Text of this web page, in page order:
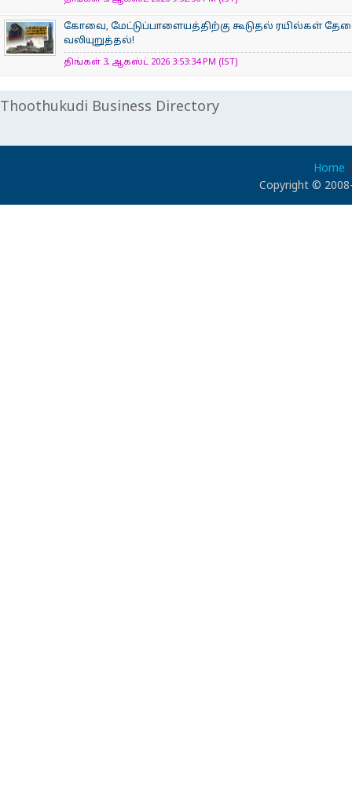
கோவை, மேட்டுப்பாளையத்திற்கு கூடுதல் ரயில்கள்
வலியுறுத்தல்!
திங்கள் 3, ஆகஸ்ட் 2026 3:53:34 PM (IST)
Thoothukudi Business Directory
Home
Copyright ©